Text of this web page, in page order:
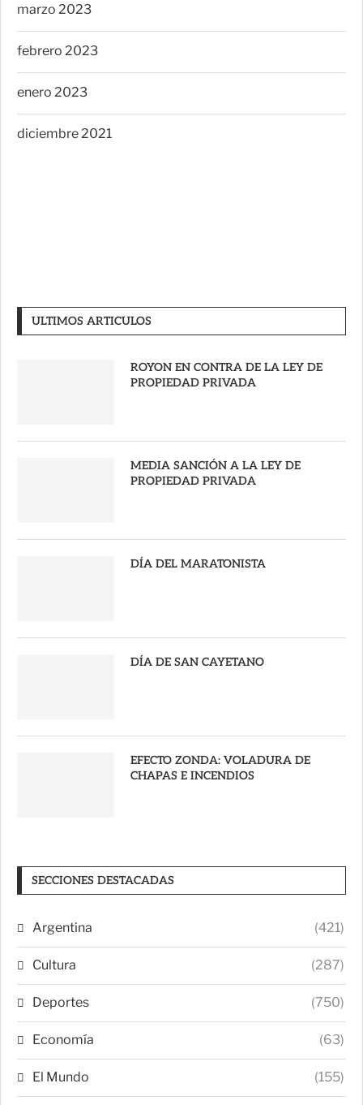
marzo 2023
febrero 2023
enero 2023
diciembre 2021
ULTIMOS ARTICULOS
ROYON EN CONTRA DE LA LEY DE
PROPIEDAD PRIVADA
MEDIA SANCIÓN A LA LEY DE
PROPIEDAD PRIVADA
DÍA DEL MARATONISTA
DÍA DE SAN CAYETANO
EFECTO ZONDA: VOLADURA DE
CHAPAS E INCENDIOS
SECCIONES DESTACADAS
Argentina (421)
Cultura (287)
Deportes (750)
Economía (63)
El Mundo (155)